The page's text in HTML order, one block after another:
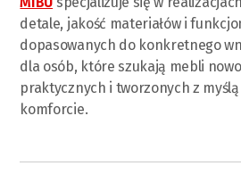
detale, jakość materiałów i
dopasowanych do konkretnego
dla osób, które szukają mebli
praktycznych i tworzonych z
komforcie.